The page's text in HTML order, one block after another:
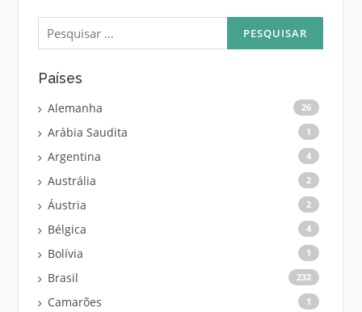
Pesquisar
por:
Países
Alemanha 26
Arábia Saudita 1
Argentina 4
Austrália 2
Áustria 2
Bélgica 4
Bolívia 1
Brasil 232
Camarões 1